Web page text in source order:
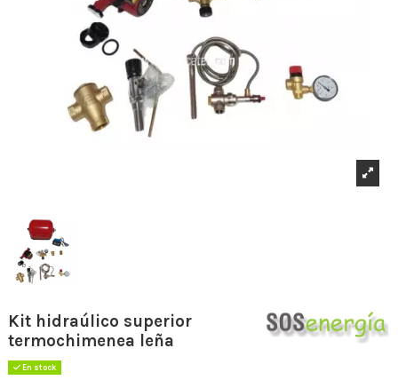
Kit hidraúlico superior
termochimenea leña
En stock